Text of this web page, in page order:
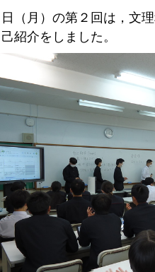
日（月）の第２回は，文
紹介をしました。